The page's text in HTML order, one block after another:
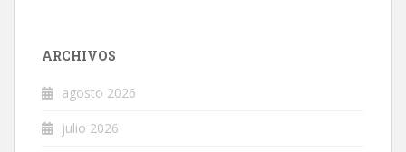
ARCHIVOS
agosto 2026
julio 2026